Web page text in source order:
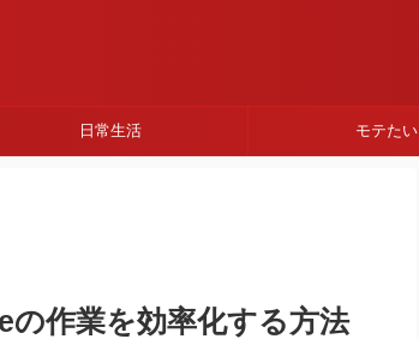
日常生活 モテたい
作業を効率化する方法